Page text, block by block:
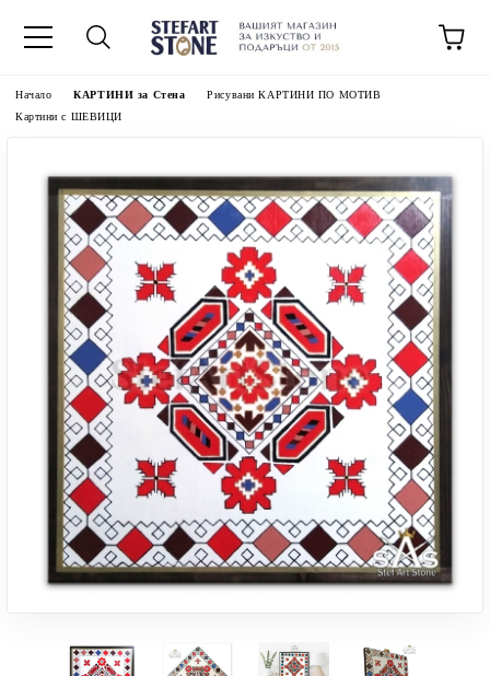
Начало КАРТИНИ за Стена
Рисувани КАРТИНИ ПО МОТИВ
Картини с ШЕВИЦИ